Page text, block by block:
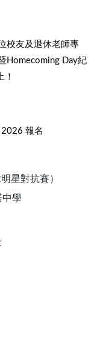
校友及退休老師專
Homecoming Day紀
報名
星對抗賽）
中學